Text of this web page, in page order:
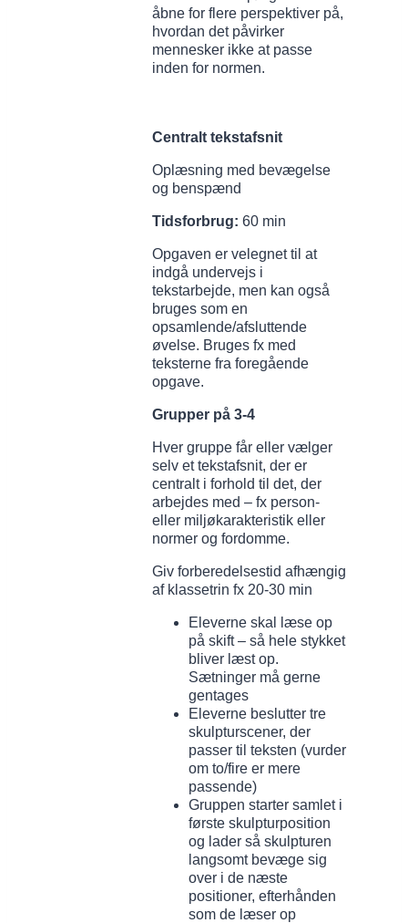
åbne for flere perspektiver på,
hvordan det påvirker
mennesker ikke at passe
inden for normen.
Centralt tekstafsnit
Oplæsning med bevægelse
og benspænd
Tidsforbrug:60 min
Opgaven er velegnet til at
indgå undervejs i
tekstarbejde, men kan også
bruges som en
opsamlende/afsluttende
øvelse. Bruges fx med
teksterne fra foregående
opgave.
Grupper på 3-4
Hver gruppe får eller vælger
selv et tekstafsnit, der er
centralt i forhold til det, der
arbejdes med – fx person-
eller miljøkarakteristik eller
normer og fordomme.
Giv forberedelsestid afhængig
af klassetrin fx 20-30 min
Eleverne skal læse op
på skift – så hele stykket
bliver læst op.
Sætninger må gerne
gentages
Eleverne beslutter tre
skulpturscener, der
passer til teksten (vurder
om to/fire er mere
passende)
Gruppen starter samlet i
første skulpturposition
og lader så skulpturen
langsomt bevæge sig
over i de næste
positioner, efterhånden
som de læser op